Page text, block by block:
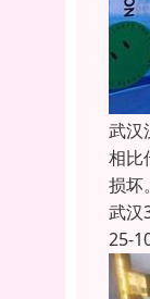
武汉
相比
损坏
武汉
25-